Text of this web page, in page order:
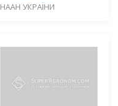
НААН УКРАЇНИ